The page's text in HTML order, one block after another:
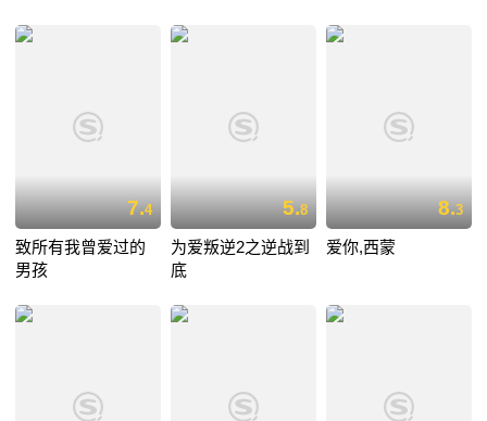
7.4
致所有我曾爱过的
男孩
5.8
为爱叛逆2之逆战到
底
8.3
爱你,西蒙